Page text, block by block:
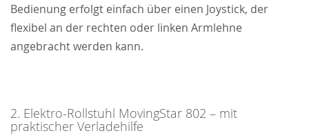
Bedienung erfolgt einfach über einen Joystick, der
flexibel an der rechten oder linken Armlehne
angebracht werden kann.
2. Elektro-Rollstuhl MovingStar 802 – mit
praktischer Verladehilfe